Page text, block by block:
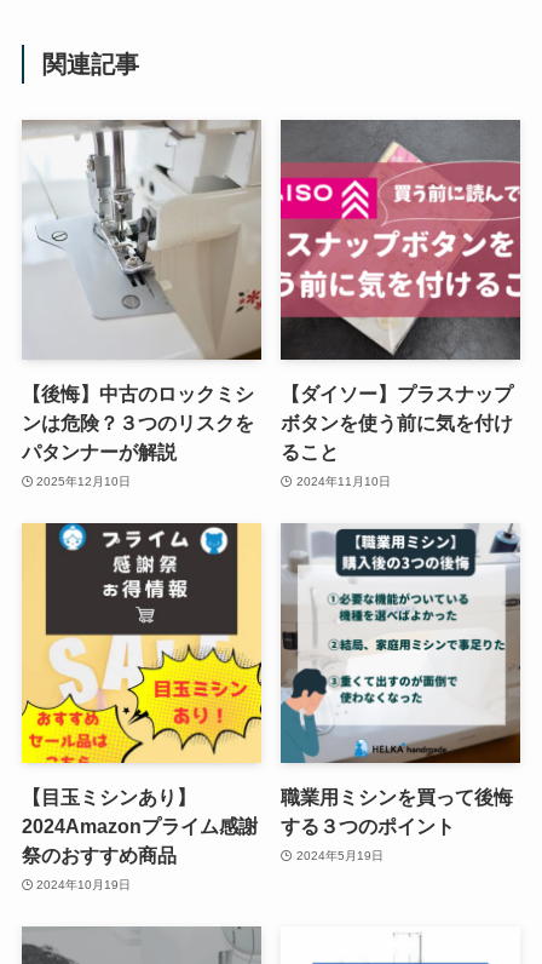
関連記事
【後悔】中古のロックミシ
ンは危険？３つのリスクを
パタンナーが解説
2025年12月10日
【ダイソー】プラスナップ
ボタンを使う前に気を付け
ること
2024年11月10日
【目玉ミシンあり】
2024Amazonプライム感謝
祭のおすすめ商品
2024年10月19日
職業用ミシンを買って後悔
する３つのポイント
2024年5月19日